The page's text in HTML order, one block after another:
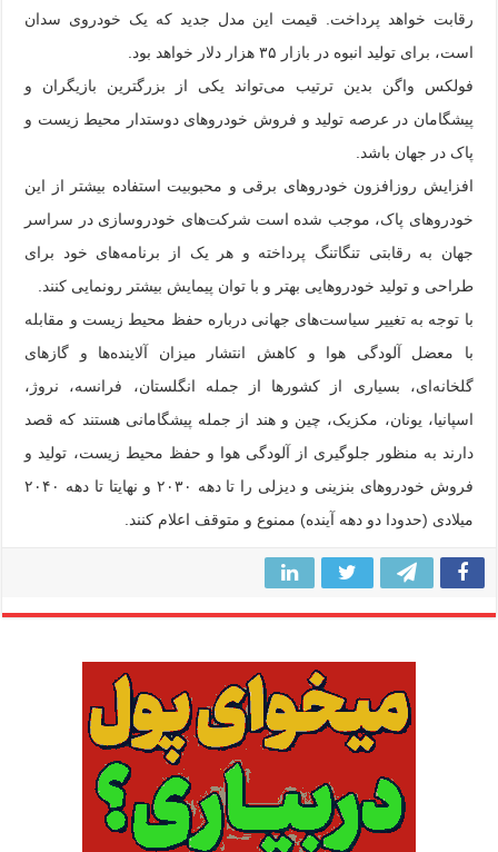
رقابت خواهد پرداخت. قیمت این مدل جدید که یک خودروی سدان
است، برای تولید انبوه در بازار ۳۵ هزار دلار خواهد بود.
فولکس واگن بدین ترتیب می‌تواند یکی از بزرگترین بازیگران و
پیشگامان در عرصه تولید و فروش خودروهای دوستدار محیط زیست و
پاک در جهان باشد.
افزایش روزافزون خودروهای برقی و محبوبیت استفاده بیشتر از این
خودروهای پاک، موجب شده است شرکت‌های خودروسازی در سراسر
جهان به رقابتی تنگاتنگ پرداخته و هر یک از برنامه‌های خود برای
طراحی و تولید خودروهایی بهتر و با توان پیمایش بیشتر رونمایی کنند.
با توجه به تغییر سیاست‌های جهانی درباره حفظ محیط زیست و مقابله
با معضل آلودگی هوا و کاهش انتشار میزان آلاینده‌ها و گازهای
گلخانه‌ای، بسیاری از کشورها از جمله انگلستان، فرانسه، نروژ،
اسپانیا، یونان، مکزیک، چین و هند از جمله پیشگامانی هستند که قصد
دارند به منظور جلوگیری از آلودگی هوا و حفظ محیط زیست، تولید و
فروش خودروهای بنزینی و دیزلی را تا دهه ۲۰۳۰ و نهایتا تا دهه ۲۰۴۰
میلادی (حدودا دو دهه آینده) ممنوع و متوقف اعلام کنند.